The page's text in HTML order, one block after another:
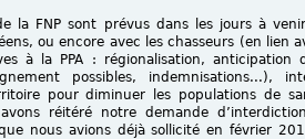
la FNP sont prévus dans les jours à
ou encore avec les chasseurs (en lien
à la PPA : régionalisation, anticipation
possibles, indemnisations...),
pour diminuer les populations de
réitéré notre demande
nous avions déjà sollicité en février